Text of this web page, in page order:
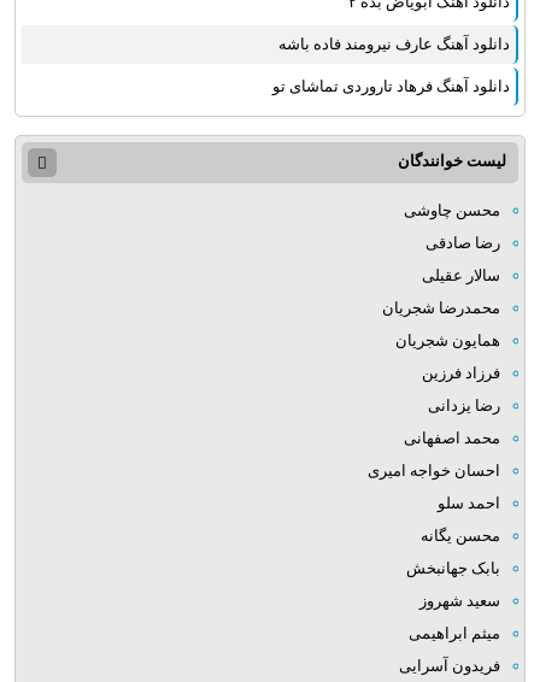
دانلود آهنگ عارف نیرومند فاده باشه
دانلود آهنگ فرهاد تاروردی تماشای تو
لیست خوانندگان
محسن چاوشی
رضا صادقی
سالار عقیلی
محمدرضا شجریان
همایون شجریان
فرزاد فرزین
رضا یزدانی
محمد اصفهانی
احسان خواجه امیری
احمد سلو
محسن یگانه
بابک جهانبخش
سعید شهروز
میثم ابراهیمی
فریدون آسرایی